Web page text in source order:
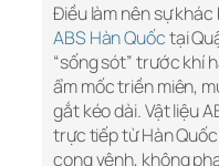
Điều làm nên sự
ABS Hàn Quốctại
“sống sót” trước khí
ẩm mốc triền miên,
gắt kéo dài. Vật liệu
trực tiếp từ Hàn
cong vênh, không